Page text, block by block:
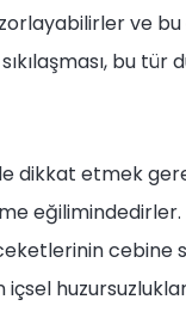
ve
bu
dikkat etmek
eğilimindedirler.
cebine